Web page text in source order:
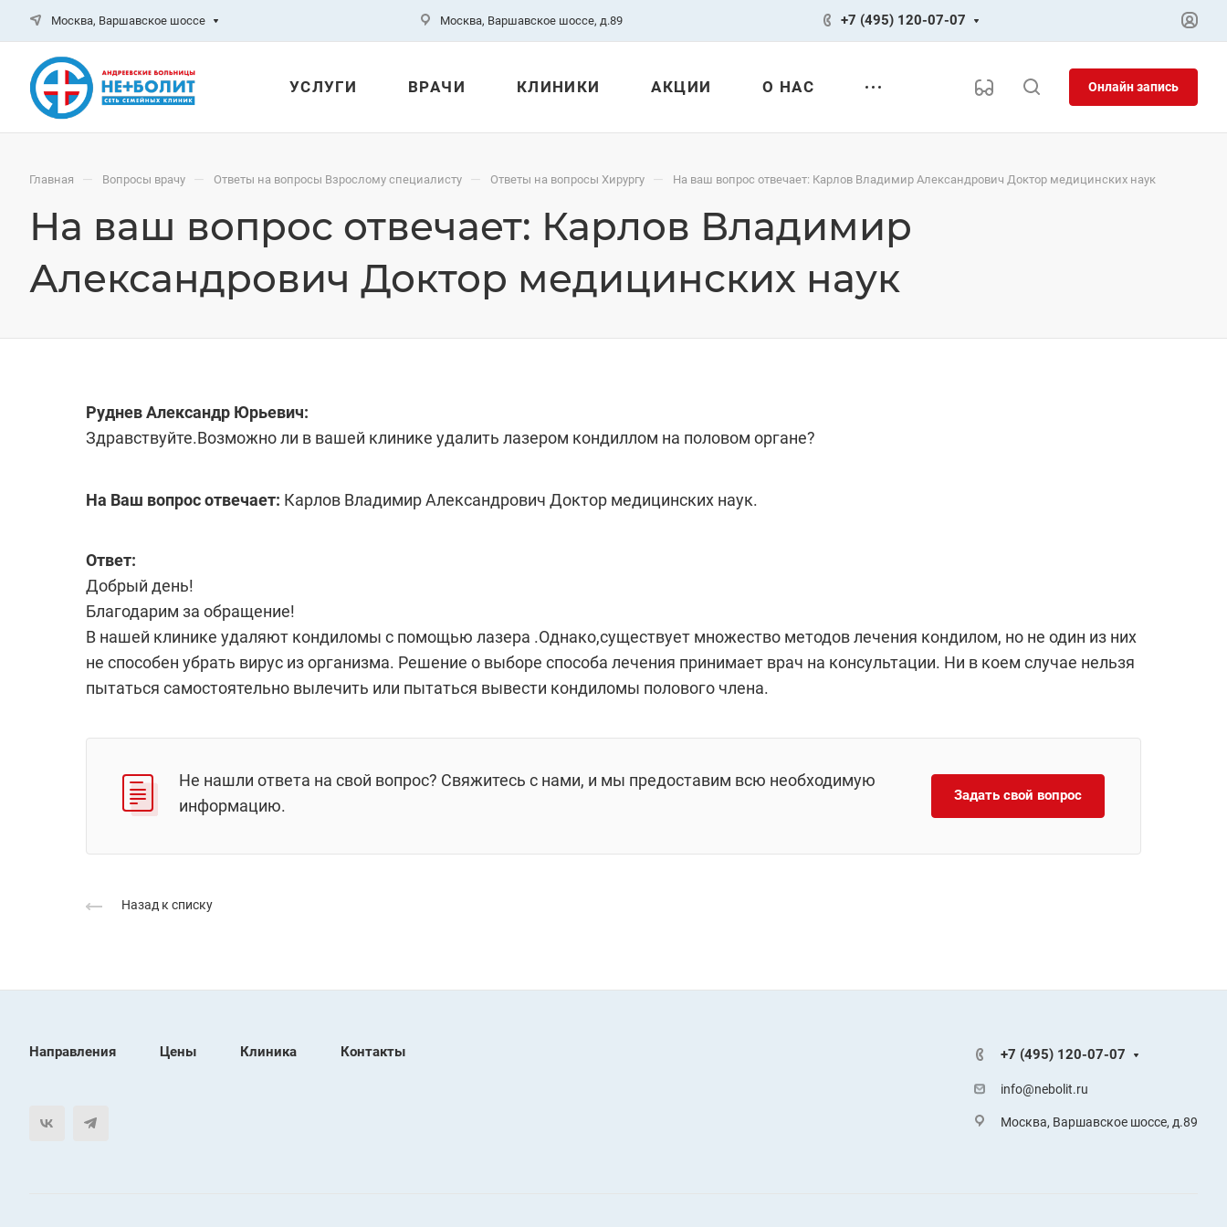
Москва, Варшавское шоссе Москва, Варшавское шоссе, д.89 +7 (495) 120-07-07
УСЛУГИ ВРАЧИ КЛИНИКИ АКЦИИ О НАС Онлайн запись
Главная — Вопросы врачу — Ответы на вопросы Взрослому специалисту — Ответы на вопросы Хирургу — На ваш вопрос отвечает: Карлов Владимир Александрович Доктор медицинских наук
На ваш вопрос отвечает: Карлов Владимир
Александрович Доктор медицинских наук
Руднев Александр Юрьевич:
Здравствуйте.Возможно ли в вашей клинике удалить лазером кондиллом на половом органе?
На Ваш вопрос отвечает: Карлов Владимир Александрович Доктор медицинских наук.
Ответ:
Добрый день!
Благодарим за обращение!
В нашей клинике удаляют кондиломы с помощью лазера .Однако,существует множество методов лечения кондилом, но не один из них
не способен убрать вирус из организма. Решение о выборе способа лечения принимает врач на консультации. Ни в коем случае нельзя
пытаться самостоятельно вылечить или пытаться вывести кондиломы полового члена.
Не нашли ответа на свой вопрос? Свяжитесь с нами, и мы предоставим всю необходимую
информацию.
Задать свой вопрос
Назад к списку
Направления Цены Клиника Контакты +7 (495) 120-07-07
info@nebolit.ru
Москва, Варшавское шоссе, д.89